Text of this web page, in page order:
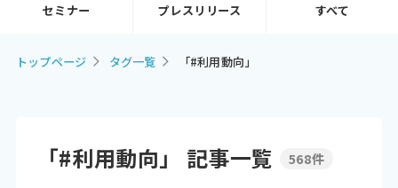
セミナー プレスリリース すべて
トップページ タグ一覧 「#利用動向」
「#利用動向」 記事一覧 568件